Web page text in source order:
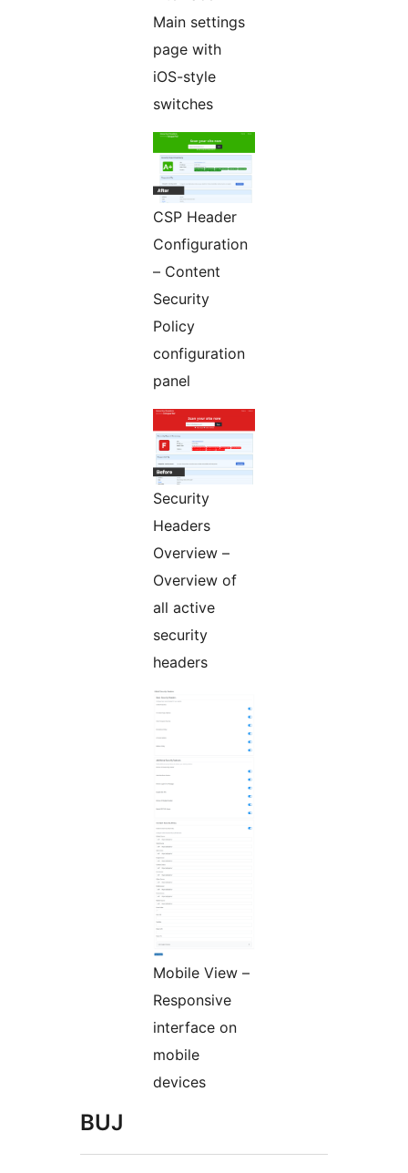
Main settings
page with
iOS-style
switches
CSP Header
Configuration
– Content
Security
Policy
configuration
panel
Security
Headers
Overview –
Overview of
all active
security
headers
Mobile View –
Responsive
interface on
mobile
devices
BUJ